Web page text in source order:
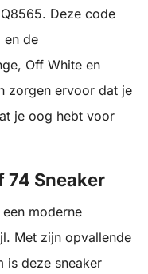
Deze code
en de
Off White en
zorgen ervoor dat je
je oog hebt voor
74 Sneaker
moderne
Met zijn opvallende
is deze sneaker